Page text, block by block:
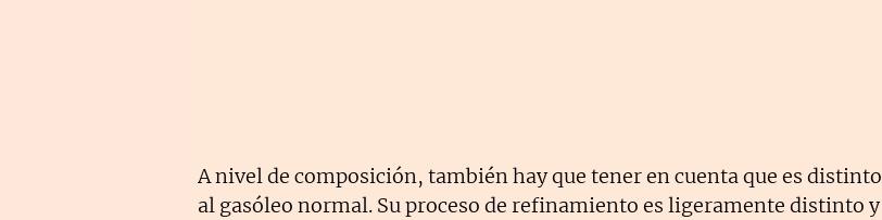
A nivel de composición, también hay que tener en cuenta que es distinto
al gasóleo normal. Su proceso de refinamiento es ligeramente distinto y